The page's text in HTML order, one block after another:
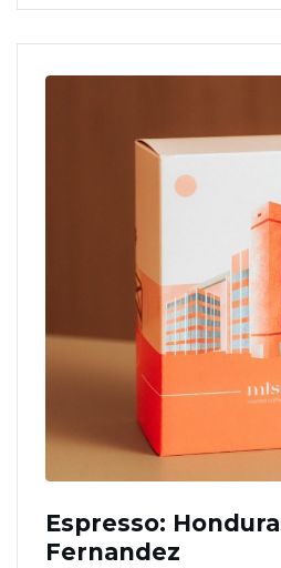
Espresso:
Fernandez